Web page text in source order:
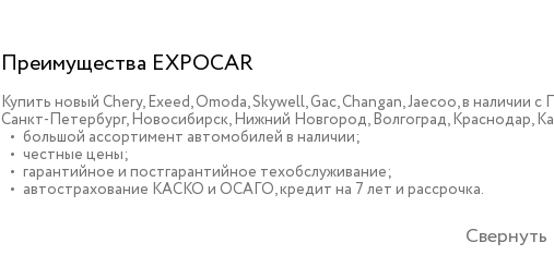
Преимущества EXPOCAR
Купить новый Chery, Exeed, Omoda, Skywell, Gac, Changan, Jaecoo, в
Санкт-Петербург, Новосибирск, Нижний Новгород, Волгоград, Краснодар,
большой ассортимент автомобилей в наличии;
честные цены;
гарантийное и постгарантийное техобслуживание;
автострахование КАСКО и ОСАГО, кредит на 7 лет и рассрочка.
Свернуть